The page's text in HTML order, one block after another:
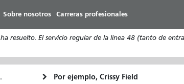
al
contenido
principal
Sobre nosotros Carreras profesionales
resuelto. El servicio regular de la línea 48 (tanto de